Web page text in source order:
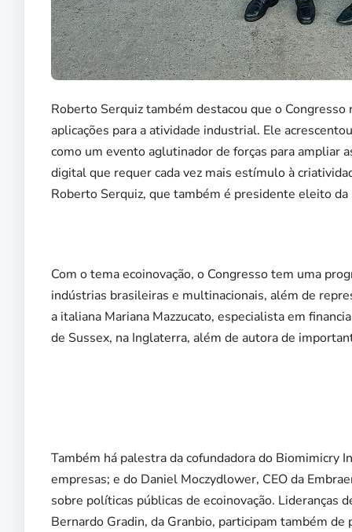
Roberto Serquiz também destacou que o
aplicações para a atividade industrial. Ele
como um evento aglutinador de forças para ampliar
digital que requer cada vez mais estímulo à
Roberto Serquiz, que também é presidente eleito
Com o tema ecoinovação, o Congresso tem uma
indústrias brasileiras e multinacionais, além de
a italiana Mariana Mazzucato, especialista em
de Sussex, na Inglaterra, além de autora de
Também há palestra da cofundadora do Biomimicry
empresas; e do Daniel Moczydlower, CEO da
sobre políticas públicas de ecoinovação. Lideranças
Bernardo Gradin, da Granbio, participam também de